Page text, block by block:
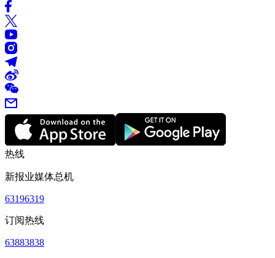
热线
新报业媒体总机
63196319
订阅热线
63883838